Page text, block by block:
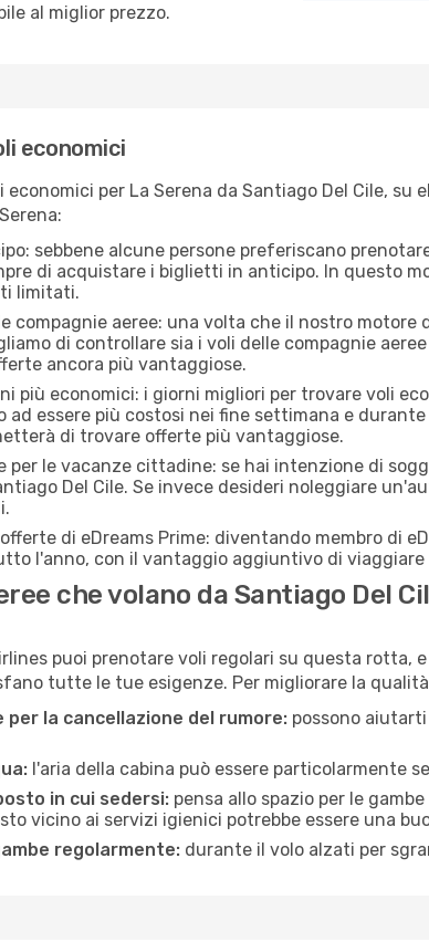
al miglior prezzo.
economici
economici per La Serena da Santiago Del Cile,
sebbene alcune persone preferiscano
di acquistare i biglietti in anticipo. In questo
limitati.
compagnie aeree: una volta che il nostro motore
di controllare sia i voli delle compagnie
ancora più vantaggiose.
più economici: i giorni migliori per trovare voli
essere più costosi nei fine settimana e
di trovare offerte più vantaggiose.
per le vacanze cittadine: se hai intenzione di
Del Cile. Se invece desideri noleggiare
di eDreams Prime: diventando membro di
l'anno, con il vantaggio aggiuntivo di
che volano da Santiago Del
puoi prenotare voli regolari su questa rotta,
tutte le tue esigenze. Per migliorare la
per la cancellazione del rumore: possono
l'aria della cabina può essere particolarmente
in cui sedersi: pensa allo spazio per le
vicino ai servizi igienici potrebbe essere una
regolarmente: durante il volo alzati per